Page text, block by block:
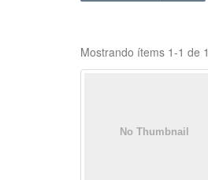
Mostrando ítems 1-1 de 1